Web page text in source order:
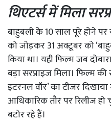
थिएटर्स में मिला
बाहुबली के 10 साल पूरे होने पर
को जोड़कर 31 अक्टूबर को
किया था। यही फिल्म जब
बड़ा सरप्राइज मिला। फिल्म की
इटरनल वॉर’ का टीजर
आधिकारिक तौर पर रिलीज
बटोर रहे हैं।